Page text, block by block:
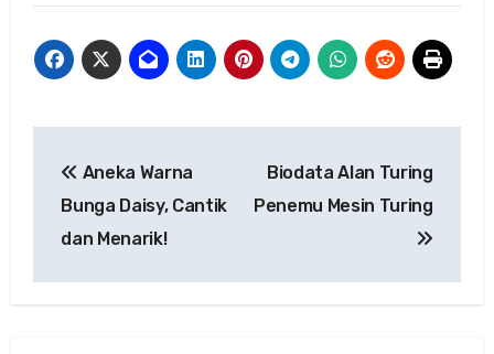
pos
Aneka Warna
Bunga Daisy, Cantik
dan Menarik!
Biodata Alan Turing
Penemu Mesin Turing